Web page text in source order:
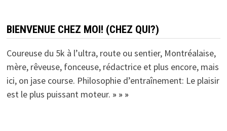
BIENVENUE CHEZ MOI! (CHEZ QUI?)
Coureuse du 5k à l’ultra, route ou sentier, Montréalaise,
mère, rêveuse, fonceuse, rédactrice et plus encore, mais
ici, on jase course. Philosophie d’entraînement: Le plaisir
est le plus puissant moteur. » » »